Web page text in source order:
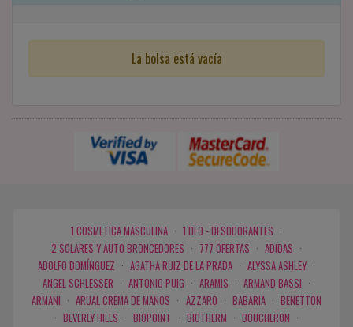
La bolsa está vacía
1 COSMETICA MASCULINA · 1 DEO - DESODORANTES ·
2 SOLARES Y AUTO BRONCEDORES · 777 OFERTAS · ADIDAS ·
ADOLFO DOMÍNGUEZ · AGATHA RUIZ DE LA PRADA · ALYSSA ASHLEY ·
ANGEL SCHLESSER · ANTONIO PUIG · ARAMIS · ARMAND BASSI ·
ARMANI · ARUAL CREMA DE MANOS · AZZARO · BABARIA · BENETTON
· BEVERLY HILLS · BIOPOINT · BIOTHERM · BOUCHERON ·